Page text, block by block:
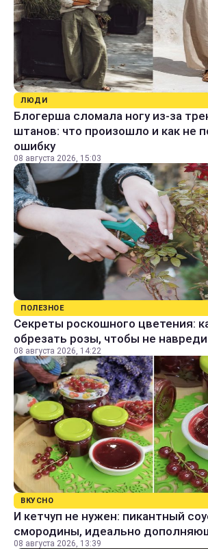
ЛЮДИ
Блогерша сломала ногу из-за
штанов: что произошло и как не
ошибку
08 августа 2026, 15:03
ПОЛЕЗНОЕ
Секреты роскошного цветения:
обрезать розы, чтобы не
08 августа 2026, 14:22
ВКУСНО
И кетчуп не нужен: пикантный
смородины, идеально
08 августа 2026, 13:39